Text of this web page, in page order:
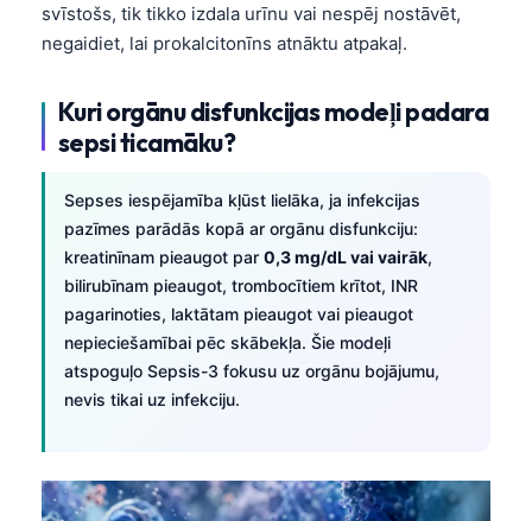
svīstošs, tik tikko izdala urīnu vai nespēj nostāvēt,
negaidiet, lai prokalcitonīns atnāktu atpakaļ.
Kuri orgānu disfunkcijas modeļi padara
sepsi ticamāku?
Sepses iespējamība kļūst lielāka, ja infekcijas
pazīmes parādās kopā ar orgānu disfunkciju:
kreatinīnam pieaugot par 0,3 mg/dL vai vairāk,
bilirubīnam pieaugot, trombocītiem krītot, INR
pagarinoties, laktātam pieaugot vai pieaugot
nepieciešamībai pēc skābekļa. Šie modeļi
atspoguļo Sepsis-3 fokusu uz orgānu bojājumu,
nevis tikai uz infekciju.
ភាសាខ្មែរ
Українська
O‘zbekcha
Català
Қазақ тілі
Suomi
Slovenčina
سنڌي